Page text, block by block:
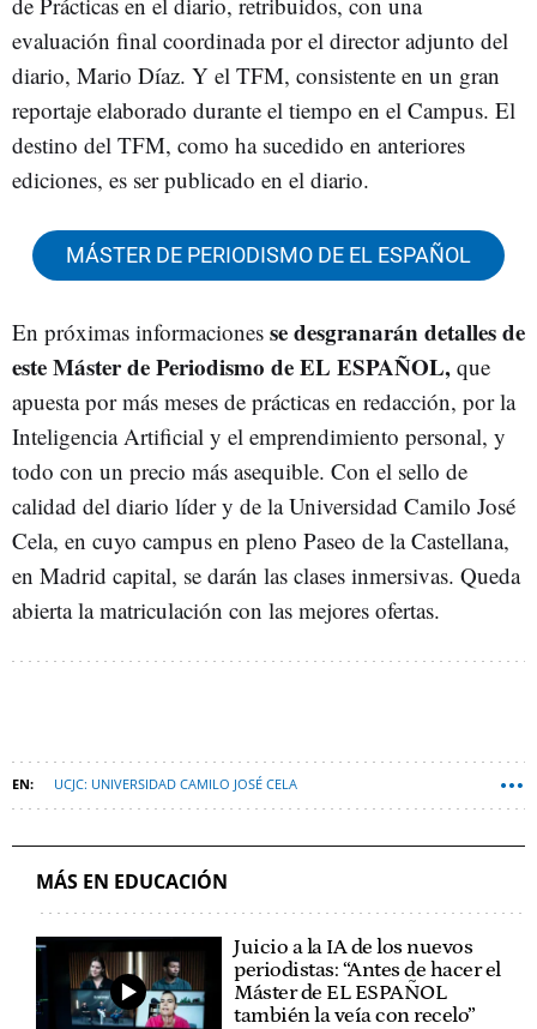
evaluación final coordinada por el director adjunto del
diario, Mario Díaz. Y el TFM, consistente en un gran
reportaje elaborado durante el tiempo en el Campus. El
destino del TFM, como ha sucedido en anteriores
ediciones, es ser publicado en el diario.
MÁSTER DE PERIODISMO DE EL ESPAÑOL
En próximas informaciones se desgranarán detalles de
este Máster de Periodismo de EL ESPAÑOL, que
apuesta por más meses de prácticas en redacción, por la
Inteligencia Artificial y el emprendimiento personal, y
todo con un precio más asequible. Con el sello de
calidad del diario líder y de la Universidad Camilo José
Cela, en cuyo campus en pleno Paseo de la Castellana,
en Madrid capital, se darán las clases inmersivas. Queda
abierta la matriculación con las mejores ofertas.
UCJC: UNIVERSIDAD CAMILO JOSÉ CELA
MÁS EN EDUCACIÓN
Juicio a la IA de los nuevos
periodistas: “Antes de hacer el
Máster de EL ESPAÑOL
también la veía con recelo”